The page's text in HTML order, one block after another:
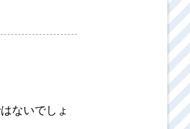
ないでしょ